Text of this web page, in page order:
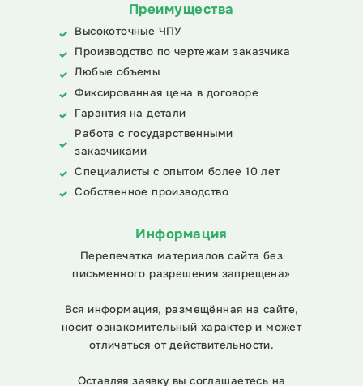
Преимущества
Высокоточные ЧПУ
Производство по чертежам заказчика
Любые объемы
Фиксированная цена в договоре
Гарантия на детали
Работа с государственными
заказчиками
Специалисты с опытом более 10 лет
Собственное производство
Информация
Перепечатка материалов сайта без
письменного разрешения запрещена»
Вся информация, размещённая на сайте,
носит ознакомительный характер и может
отличаться от действительности.
Оставляя заявку вы соглашаетесь на